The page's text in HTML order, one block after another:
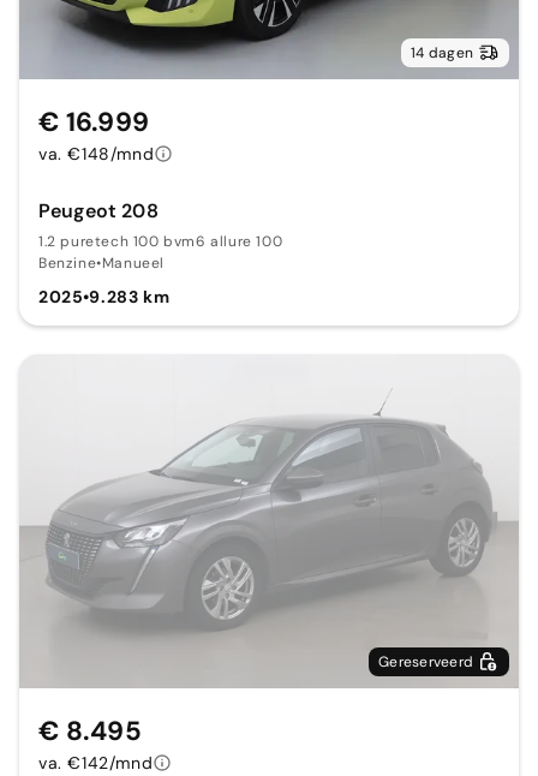
14 dagen
Peugeot 208
1.2 puretech 100 bvm6 allure 100
Benzine•Manueel
2025•9.283 km
€ 16.999
va. €148/mnd
Gereserveerd
€ 8.495
va. €142/mnd